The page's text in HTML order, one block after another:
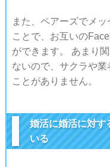
また、ペアーズでメ
ことで、お互いの
ができます。 あまり
ないので、サクラや
ことがありません。
婚活に婚活に対す
いる